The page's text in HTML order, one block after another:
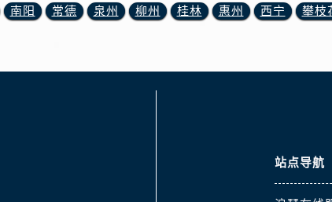
务中心（需提前预约）
南阳 常德 泉州 柳州 桂林 惠州 西宁 攀枝
站点导航